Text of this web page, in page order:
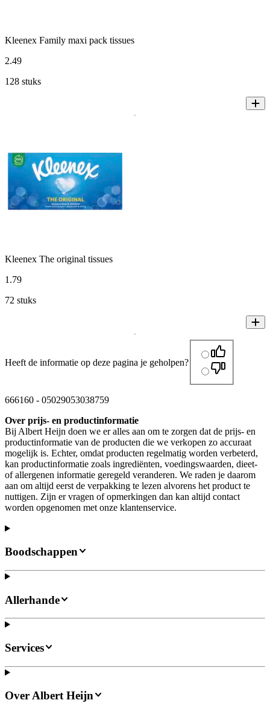
Kleenex Family maxi pack tissues
2.49
128 stuks
Kleenex The original tissues
1 .79
72 stuks
Heeft de informatie op deze pagina je geholpen?
666160 - 05029053038759
Over prijs- en productinformatie
Bij Albert Heijn doen we er alles aan om te zorgen dat de prijs- en
productinformatie van de producten die we verkopen zo accuraat
mogelijk is. Echter, omdat producten regelmatig worden verbeterd,
kan productinformatie zoals ingrediënten, voedingswaarden, dieet-
of allergenen informatie geregeld veranderen. We raden je daarom
aan om altijd eerst de verpakking te lezen alvorens het product te
nuttigen. Zijn er vragen of opmerkingen dan kan altijd contact
worden opgenomen met onze klantenservice.
Boodschappen
Allerhande
Services
Over Albert Heijn